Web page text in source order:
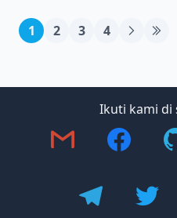
1 2 3 4
Ikuti kami di